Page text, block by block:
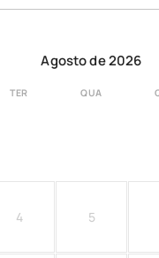
Agosto de 2026
TER QUA
4 5